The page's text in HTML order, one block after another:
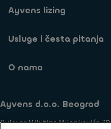
Ayvens lizing
Usluge i česta pitanja
O nama
Ayvens d.o.o. Beograd
Bulevar Milutina Milankovića 7Đ